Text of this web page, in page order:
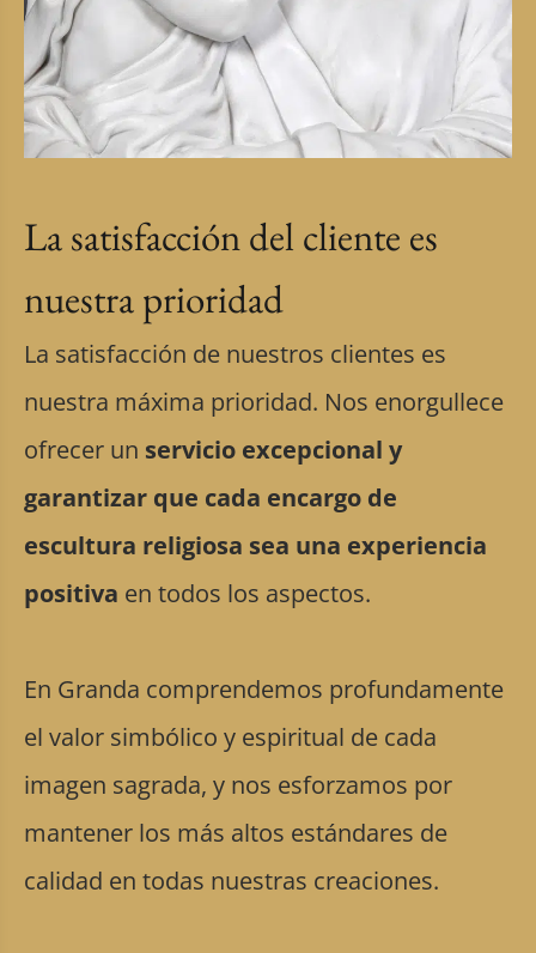
La satisfacción del cliente es
nuestra prioridad
La satisfacción de nuestros clientes es
nuestra máxima prioridad. Nos enorgullece
ofrecer un servicio excepcional y
garantizar que cada encargo de
escultura religiosa sea una experiencia
positiva en todos los aspectos.
En Granda comprendemos profundamente
el valor simbólico y espiritual de cada
imagen sagrada, y nos esforzamos por
mantener los más altos estándares de
calidad en todas nuestras creaciones.